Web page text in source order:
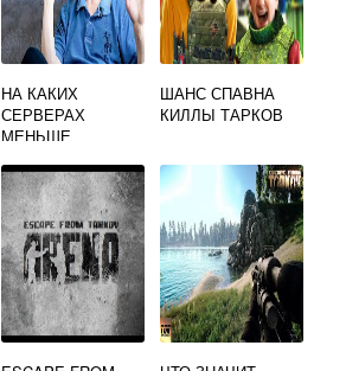
НА КАКИХ
СЕРВЕРАХ
МЕНЬШЕ
ШАНС СПАВНА
КИЛЛЫ ТАРКОВ